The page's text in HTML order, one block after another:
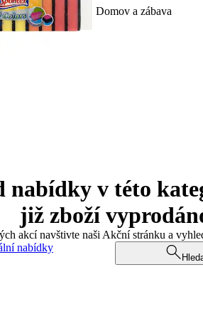
Domov a zábava
nabídky v této
již zboží
akcí navštivte naši Akční stránku a
nabídky